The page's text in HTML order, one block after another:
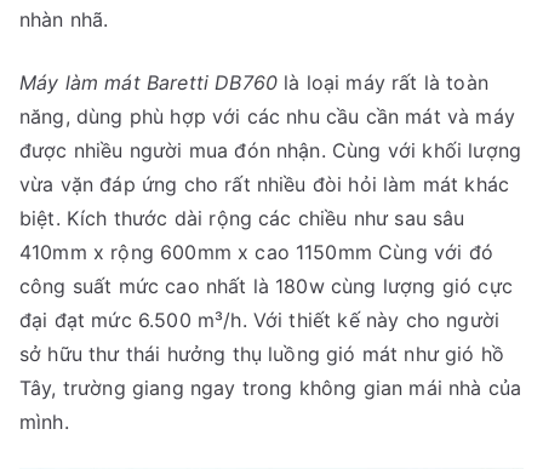
nhàn nhã.
Máy làm mát Baretti DB760 là loại máy rất là toàn
năng, dùng phù hợp với các nhu cầu cần mát và máy
được nhiều người mua đón nhận. Cùng với khối lượng
vừa vặn đáp ứng cho rất nhiều đòi hỏi làm mát khác
biệt. Kích thước dài rộng các chiều như sau sâu
410mm x rộng 600mm x cao 1150mm Cùng với đó
công suất mức cao nhất là 180w cùng lượng gió cực
đại đạt mức 6.500 m³/h. Với thiết kế này cho người
sở hữu thư thái hưởng thụ luồng gió mát như gió hồ
Tây, trường giang ngay trong không gian mái nhà của
mình.